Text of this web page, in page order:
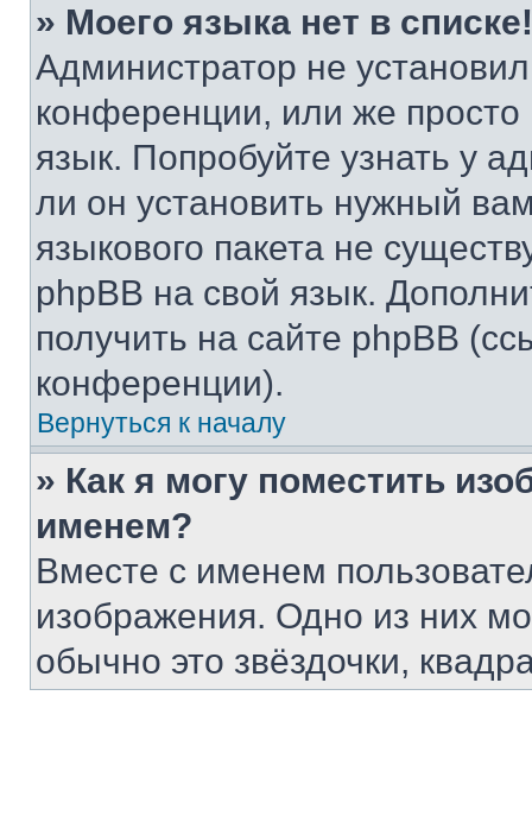
» Моего языка нет в списке!
Администратор не
конференции, или же
язык. Попробуйте узнать у
ли он установить нужный
языкового пакета не
phpBB на свой язык.
получить на сайте phpBB
конференции).
Вернуться к началу
» Как я могу поместить
именем?
Вместе с именем
изображения. Одно из них
обычно это звёздочки,